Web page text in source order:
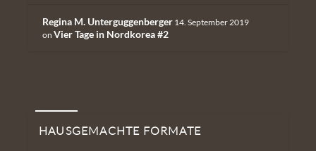
Regina M. Unterguggenberger 14. September 2019
on Vier Tage in Nordkorea #2
Hausgemachte Formate
HAUSGEMACHTE FORMATE